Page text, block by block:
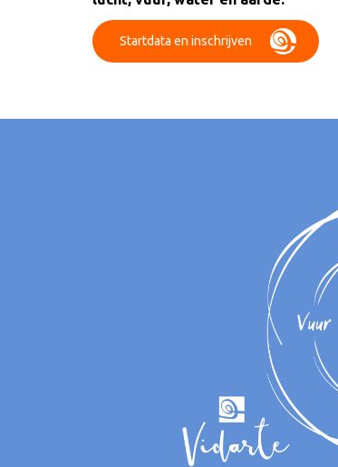
Startdata en inschrijven